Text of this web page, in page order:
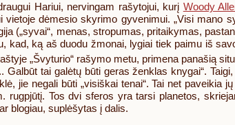
Hariui, nervingam rašytojui, kurį Woody
dėmesio skyrimo gyvenimui. „Visi mano
(„syvai“, menas, stropumas, pritaikymas,
ką aš duodu žmonai, lygiai tiek paimu iš
„Švyturio“ rašymo metu, primena panašią
tai galėtų būti geras ženklas knygai“.
jie negali būti „visiškai tenai“. Tai net paveikia
rugpjūtį. Tos dvi sferos yra tarsi planetos,
blogiau, suplėšytas į dalis.